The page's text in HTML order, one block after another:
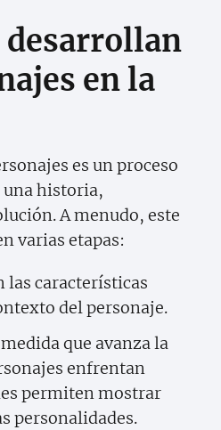
desarrollan
en la
es un proceso
una historia,
A menudo, este
varias etapas:
las características
del personaje.
que avanza la
enfrentan
permiten mostrar
personalidades.